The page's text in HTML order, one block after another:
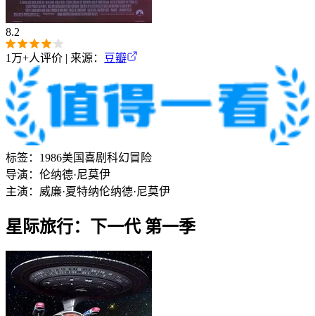
8.2
1万+人评价 | 来源： 豆瓣
标签： 1986美国喜剧 科幻冒险
导演： 伦纳德·尼莫伊
主演： 威廉·夏特纳伦纳德·尼莫伊
星际旅行：下一代 第一季